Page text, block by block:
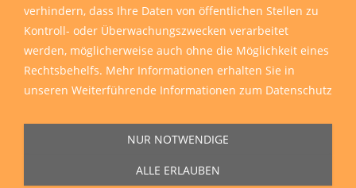
verhindern, dass Ihre Daten von öffentlichen Stellen zu
Kontroll- oder Überwachungszwecken verarbeitet
werden, möglicherweise auch ohne die Möglichkeit eines
Rechtsbehelfs. Mehr Informationen erhalten Sie in
unseren Weiterführende Informationen zum Datenschutz
NUR NOTWENDIGE
ALLE ERLAUBEN